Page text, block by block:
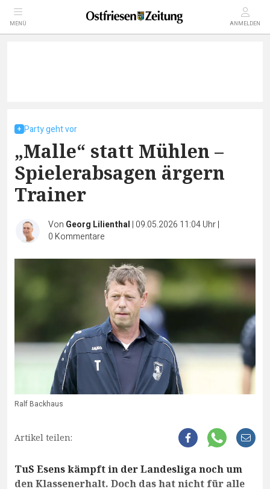
MENÜ ANMELDEN
Party geht vor
„Malle“ statt Mühlen –
Spielerabsagen ärgern
Trainer
Von Georg Lilienthal | 09.05.2026 11:04 Uhr|
0 Kommentare
Ralf Backhaus
Artikel teilen:
TuS Esens kämpft in der Landesliga noch um
den Klassenerhalt. Doch das hat nicht für alle